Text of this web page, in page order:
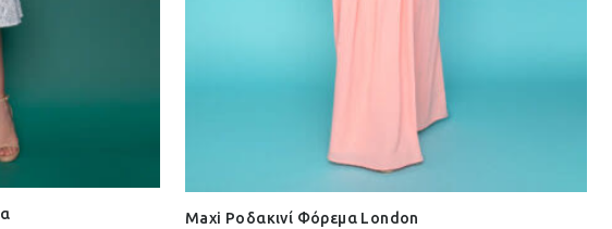
Maxi Ροδακινί Φόρεμα London